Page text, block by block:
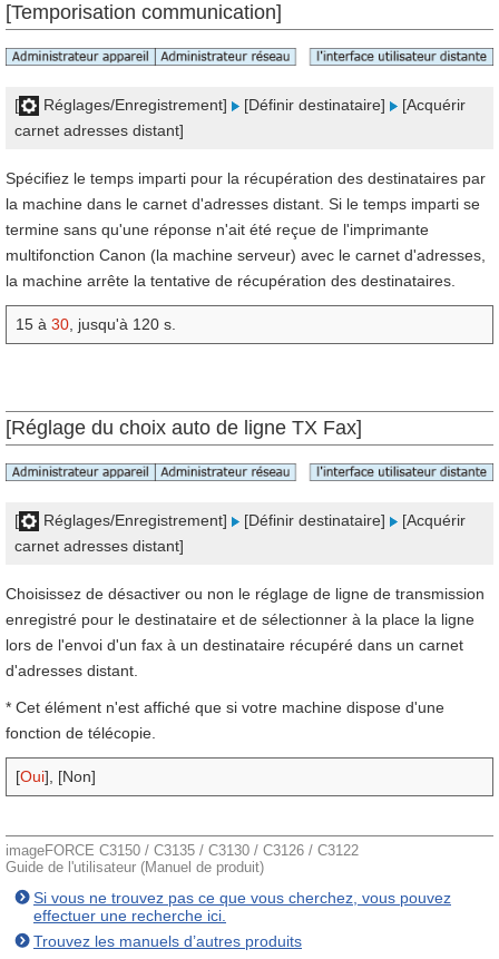
[Temporisation communication]
[ Réglages/Enregistrement] [Définir destinataire]
[Acquérir
carnet adresses distant]
Spécifiez le temps imparti pour la récupération des destinataires par
la machine dans le carnet d'adresses distant. Si le temps imparti se
termine sans qu'une réponse n'ait été reçue de l'imprimante
multifonction Canon (la machine serveur) avec le carnet d'adresses,
la machine arrête la tentative de récupération des destinataires.
15 à 30 , jusqu'à 120 s.
[Réglage du choix auto de ligne TX Fax]
[ Réglages/Enregistrement] [Définir destinataire]
[Acquérir
carnet adresses distant]
Choisissez de désactiver ou non le réglage de ligne de transmission
enregistré pour le destinataire et de sélectionner à la place la ligne
lors de l'envoi d'un fax à un destinataire récupéré dans un carnet
d'adresses distant.
* Cet élément n'est affiché que si votre machine dispose d'une
fonction de télécopie.
[Oui], [Non]
imageFORCE C3150 / C3135 / C3130 / C3126 / C3122
Guide de l'utilisateur (Manuel de produit)
Si vous ne trouvez pas ce que vous cherchez, vous pouvez
effectuer une recherche ici.
Trouvez les manuels d’autres produits